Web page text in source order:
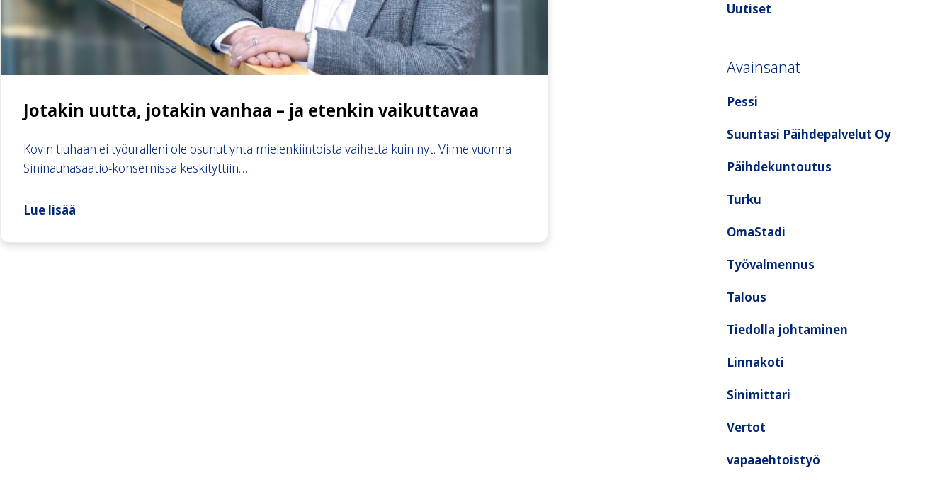
Jotakin uutta, jotakin vanhaa – ja etenkin vaikuttavaa
Kovin tiuhaan ei työuralleni ole osunut yhtä mielenkiintoista vaihetta kuin nyt. Viime vuonna
Sininauhasäätiö-konsernissa keskityttiin…
Lue lisää
Uutiset
Avainsanat
Pessi
Suuntasi Päihdepalvelut Oy
Päihdekuntoutus
Turku
OmaStadi
Työvalmennus
Talous
Tiedolla johtaminen
Linnakoti
Sinimittari
Vertot
vapaaehtoistyö